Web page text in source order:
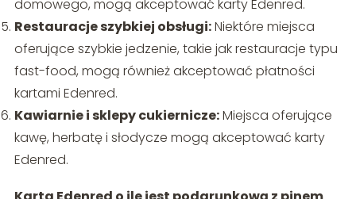
domowego, mogą akceptować karty Edenred.
Restauracje szybkiej obsługi:Niektóre miejsca
oferujące szybkie jedzenie, takie jak restauracje typu
fast-food, mogą również akceptować płatności
kartami Edenred.
Kawiarnie i sklepy cukiernicze:Miejsca oferujące
kawę, herbatę i słodycze mogą akceptować karty
Edenred.